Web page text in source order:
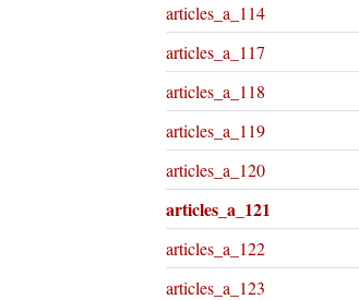
articles_a_114
articles_a_117
articles_a_118
articles_a_119
articles_a_120
articles_a_121
articles_a_122
articles_a_123